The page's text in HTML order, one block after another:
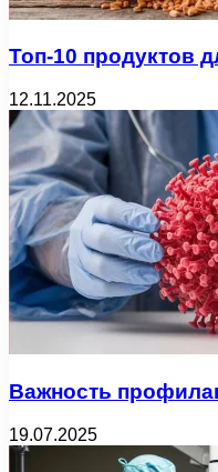
Топ-10 продуктов
12.11.2025
Важность
19.07.2025